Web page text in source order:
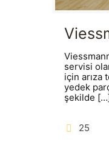
servisi
için arıza
yedek
şekilde
25